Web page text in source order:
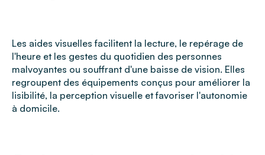
Les aides visuelles facilitent la lecture, le repérage de
l'heure et les gestes du quotidien des personnes
malvoyantes ou souffrant d'une baisse de vision. Elles
regroupent des équipements conçus pour améliorer la
lisibilité, la perception visuelle et favoriser l'autonomie
à domicile.